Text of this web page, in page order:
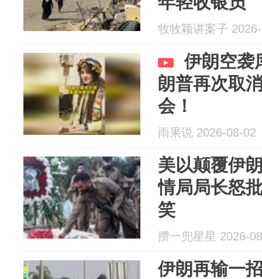
牧牧颖讲案子
伊朗空袭
朗普再次取
会！
雨果说 2026-08-02
美以颠覆伊
情局局长怒
笑
攒一兜星星 2026-
伊朗再输一